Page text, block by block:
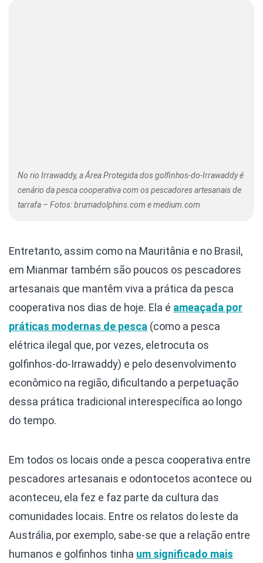
No rio Irrawaddy, a Área Protegida dos golfinhos-do-Irrawaddy é
cenário da pesca cooperativa com os pescadores artesanais de
tarrafa – Fotos: brumadolphins.com e medium.com
Entretanto, assim como na Mauritânia e no Brasil,
em Mianmar também são poucos os pescadores
artesanais que mantêm viva a prática da pesca
cooperativa nos dias de hoje. Ela é ameaçada por
práticas modernas de pesca (como a pesca
elétrica ilegal que, por vezes, eletrocuta os
golfinhos-do-Irrawaddy) e pelo desenvolvimento
econômico na região, dificultando a perpetuação
dessa prática tradicional interespecífica ao longo
do tempo.
Em todos os locais onde a pesca cooperativa entre
pescadores artesanais e odontocetos acontece ou
aconteceu, ela fez e faz parte da cultura das
comunidades locais. Entre os relatos do leste da
Austrália, por exemplo, sabe-se que a relação entre
humanos e golfinhos tinha um significado mais